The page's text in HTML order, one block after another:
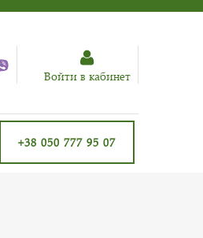
Войти в кабинет
+38 050 777 95 07